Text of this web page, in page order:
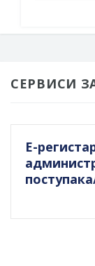
СЕРВИСИ
Е-